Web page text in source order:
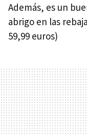
Además, es un
abrigo en las
59,99 euros)